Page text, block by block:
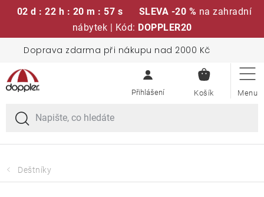
02 d : 22 h : 20 m : 57 s SLEVA -20 % na zahradní
nábytek | Kód: DOPPLER20
obsah
Doprava zdarma při nákupu nad 2000 Kč
KOŠÍK
Sedací soupravy
Slunečníky
Křesla a židle
Deštníky